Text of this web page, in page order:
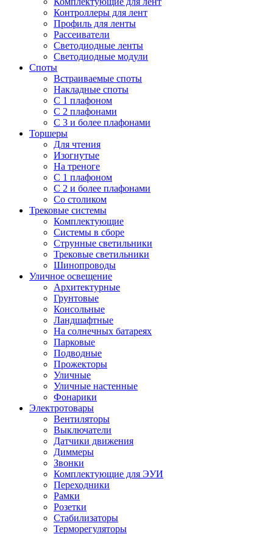
Контроллеры для лент
Профиль для ленты
Рассеиватели
Светодиодные ленты
Светодиодные модули
Споты
Встраиваемые споты
Накладные споты
С 1 плафоном
С 2 плафонами
С 3 и более плафонами
Торшеры
Для чтения
Изогнутые
На треноге
С 1 плафоном
С 2 и более плафонами
Со столиком
Трековые системы
Комплектующие
Системы в сборе
Струнные светильники
Трековые светильники
Шинопроводы
Уличное освещение
Архитектурные
Грунтовые
Консольные
Ландшафтные
На солнечных батареях
Парковые
Подводные
Прожекторы
Уличные
Уличные настенные
Фонарики
Электротовары
Вентиляторы
Выключатели
Датчики движения
Диммеры
Звонки
Комплектующие для ЭУИ
Переходники
Рамки
Розетки
Стабилизаторы
Терморегуляторы